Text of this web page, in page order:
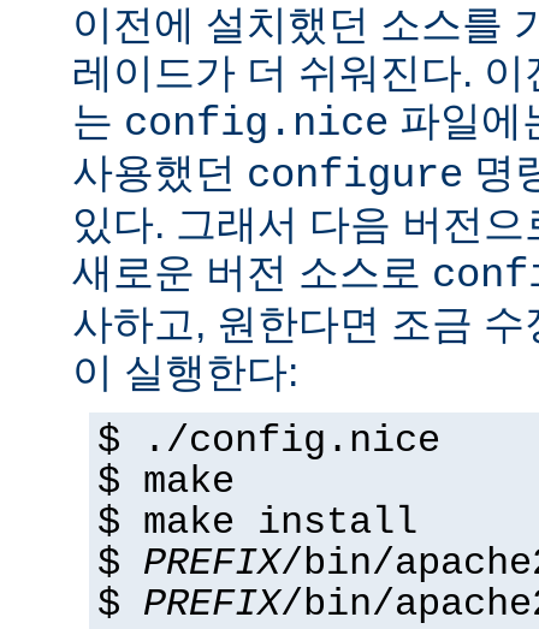
이전에 설치했던 소스를
레이드가 더 쉬워진다.
는 config.nice 파일에
사용했던 configure 명
있다. 그래서 다음 버전
새로운 버전 소스로
사하고, 원한다면 조금
이 실행한다:
$ ./config.nice
$ make
$ make install
$ PREFIX/bin/
$ PREFIX/bin/